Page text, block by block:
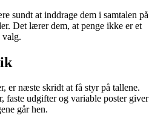
sundt at inddrage dem i samtalen på
Det lærer dem, at penge ikke er et
valg.
er næste skridt at få styr på tallene.
udgifter og variable poster giver
går hen.